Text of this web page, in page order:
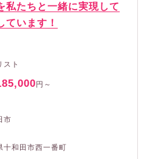
私たちと一緒に実現して
ています！
スト
円～
市
十和田市西一番町